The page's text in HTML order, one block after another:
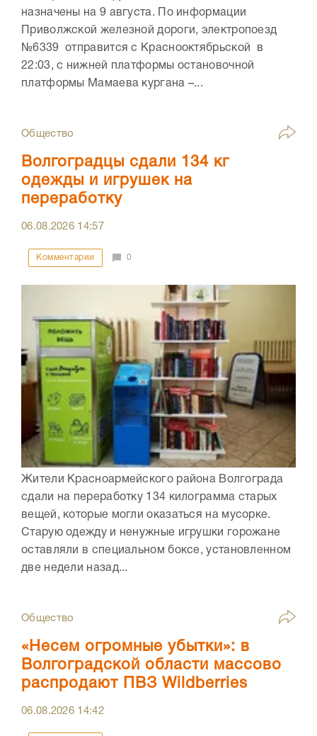
назначены на 9 августа. По информации
Приволжской железной дороги, электропоезд
№6339 отправится с Краснооктябрьской в
22:03, с нижней платформы остановочной
платформы Мамаева кургана –...
Общество
Волгоградцы сдали 134 кг
одежды и игрушек на
переработку
06.08.2026 14:57
Комментарии 0
Жители Красноармейского района Волгограда
сдали на переработку 134 килограмма старых
вещей, которые могли оказаться на мусорке.
Старую одежду и ненужные игрушки горожане
оставляли в специальном боксе, установленном
две недели назад...
Общество
«Несем огромные убытки»: в
Волгоградской области массово
распродают ПВЗ Wildberries
06.08.2026 14:42